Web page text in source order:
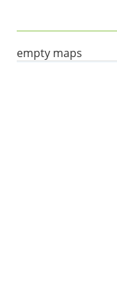
empty maps